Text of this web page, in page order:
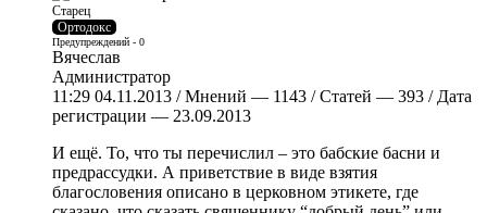
Старец
Ортодокс
Предупреждений - 0
Вячеслав
Администратор
11:29 04.11.2013 / Мнений — 1143 / Статей — 393 / Дата
регистрации — 23.09.2013
И ещё. То, что ты перечислил – это бабские басни и
предрассудки. А приветствие в виде взятия
благословения описано в церковном этикете, где